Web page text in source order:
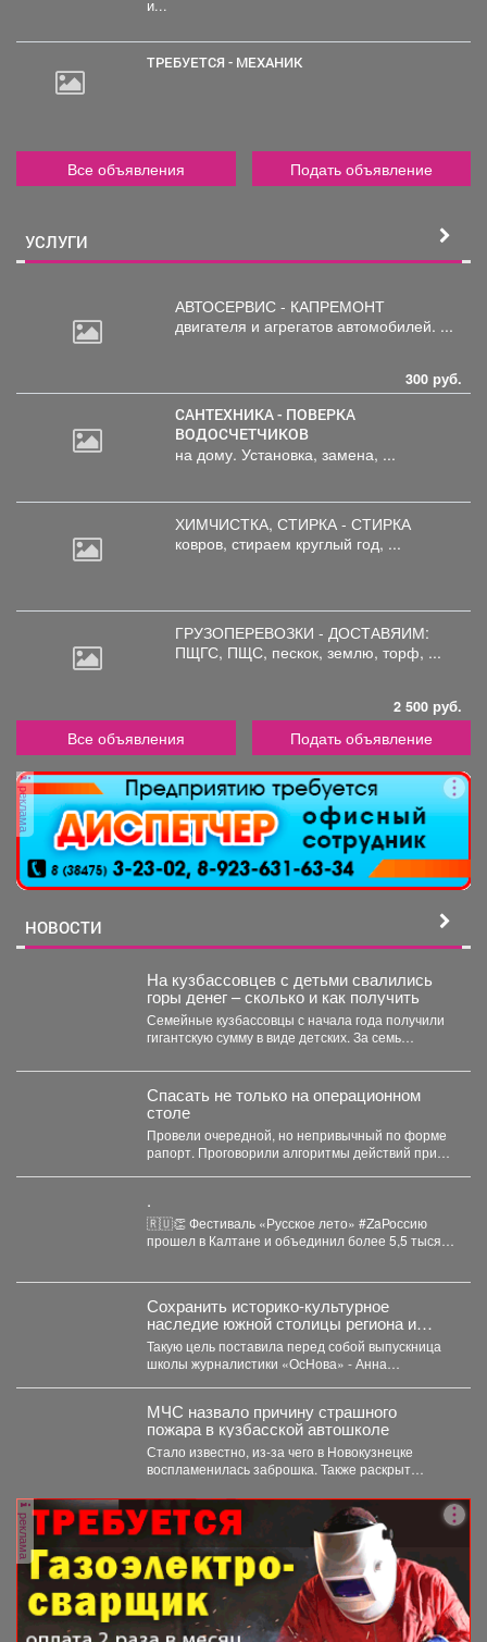
и...
ТРЕБУЕТСЯ - МЕХАНИК
Все объявления Подать объявление
УСЛУГИ
АВТОСЕРВИС - КАПРЕМОНТ
двигателя и агрегатов автомобилей. ...
300 руб.
САНТЕХНИКА - ПОВЕРКА
ВОДОСЧЕТЧИКОВ
на дому. Установка, замена, ...
ХИМЧИСТКА, СТИРКА - СТИРКА
ковров, стираем круглый год, ...
ГРУЗОПЕРЕВОЗКИ - ДОСТАВЯИМ:
ПЩГС, ПЩС, пескок, землю, торф, ...
2 500 руб.
Все объявления Подать объявление
реклама
НОВОСТИ
На кузбассовцев с детьми свалились
горы денег – сколько и как получить
Семейные кузбассовцы с начала года получили
гигантскую сумму в виде детских. За семь
Спасать не только на операционном
столе
Провели очередной, но непривычный по форме
рапорт. Проговорили алгоритмы действий при
.
🇷🇺👏 Фестиваль «Русское лето» #ZaРоссию
прошел в Калтане и объединил более 5,5 тысяч
Сохранить историко-культурное
наследие южной столицы региона и
создать доступную среду.
Такую цель поставила перед собой выпускница
школы журналистики «ОсНова» - Анна
МЧС назвало причину страшного
пожара в кузбасской автошколе
Стало известно, из-за чего в Новокузнецке
воспламенилась заброшка. Также раскрыт
автошкола...
реклама